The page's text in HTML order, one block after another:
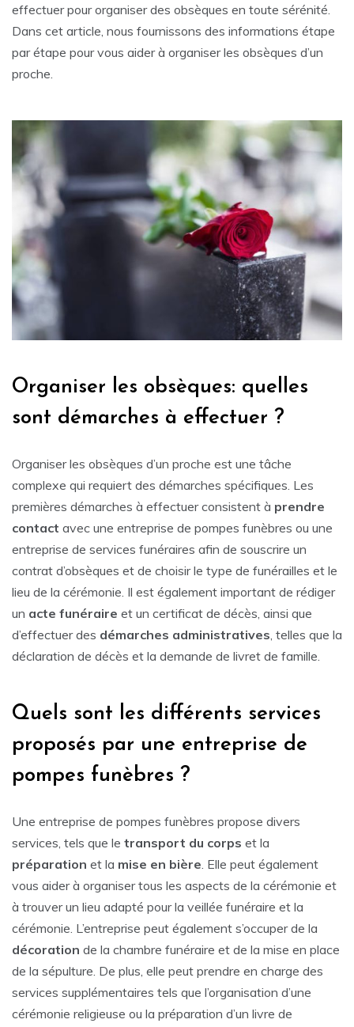
effectuer pour organiser des obsèques en toute sérénité.
Dans cet article, nous fournissons des informations étape
par étape pour vous aider à organiser les obsèques d’un
proche.
Organiser les obsèques: quelles
sont démarches à effectuer ?
Organiser les obsèques d’un proche est une tâche
complexe qui requiert des démarches spécifiques. Les
premières démarches à effectuer consistent à prendre
contact avec une entreprise de pompes funèbres ou une
entreprise de services funéraires afin de souscrire un
contrat d’obsèques et de choisir le type de funérailles et le
lieu de la cérémonie. Il est également important de rédiger
un acte funéraire et un certificat de décès, ainsi que
d’effectuer des démarches administratives, telles que la
déclaration de décès et la demande de livret de famille.
Quels sont les différents services
proposés par une entreprise de
pompes funèbres ?
Une entreprise de pompes funèbres propose divers
services, tels que le transport du corps et la
préparation et la mise en bière. Elle peut également
vous aider à organiser tous les aspects de la cérémonie et
à trouver un lieu adapté pour la veillée funéraire et la
cérémonie. L’entreprise peut également s’occuper de la
décoration de la chambre funéraire et de la mise en place
de la sépulture. De plus, elle peut prendre en charge des
services supplémentaires tels que l’organisation d’une
cérémonie religieuse ou la préparation d’un livre de